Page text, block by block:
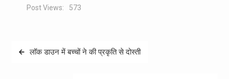
Post Views: 573
Postलॉक डाउन में बच्चों ने की प्रकृति से दोस्ती